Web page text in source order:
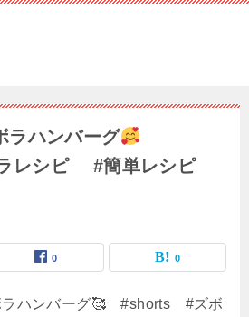
ラハンバーグ
レシピ #簡単レシピ
0 0